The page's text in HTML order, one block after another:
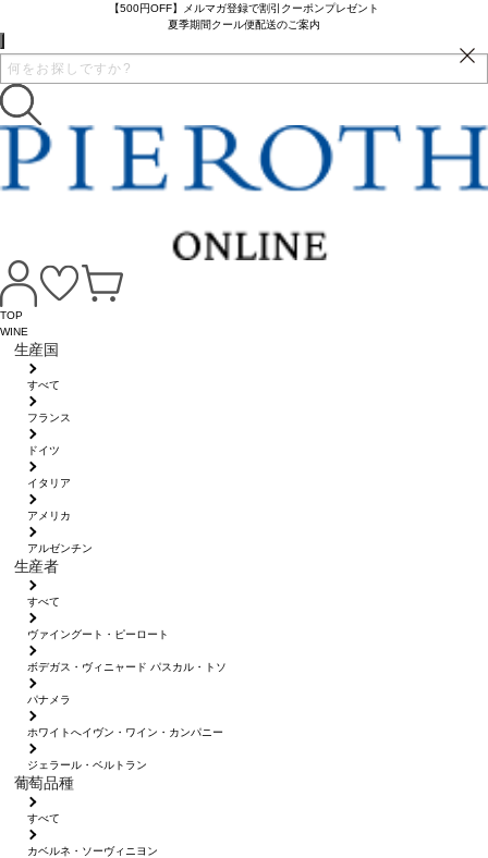
【500円OFF】メルマガ登録で割引クーポンプレゼント
夏季期間クール便配送のご案内
TOP
WINE
生産国
すべて
フランス
ドイツ
イタリア
アメリカ
アルゼンチン
生産者
すべて
ヴァイングート・ピーロート
ボデガス・ヴィニャード パスカル・トソ
パナメラ
ホワイトへイヴン・ワイン・カンパニー
ジェラール・ベルトラン
葡萄品種
すべて
カベルネ・ソーヴィニヨン